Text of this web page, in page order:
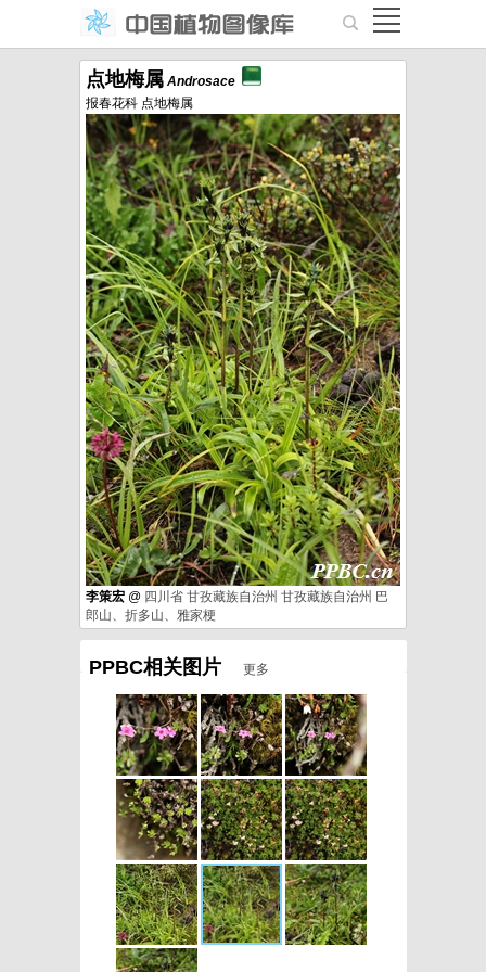
点地梅属 Androsace
报春花科 点地梅属
李策宏 @ 四川省 甘孜藏族自治州 甘孜藏族自治州 巴
郎山、折多山、雅家梗
PPBC相关图片 更多